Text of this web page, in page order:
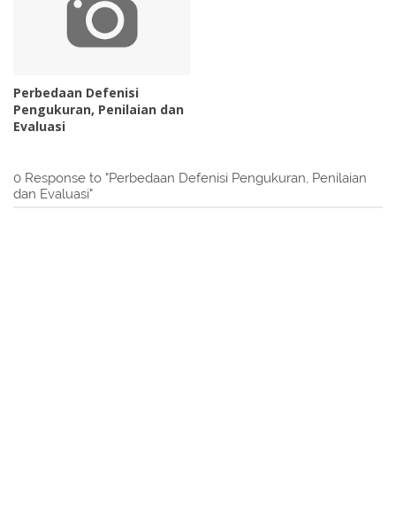
Perbedaan Defenisi
Pengukuran, Penilaian dan
Evaluasi
0 Response to "Perbedaan Defenisi Pengukuran, Penilaian
dan Evaluasi"